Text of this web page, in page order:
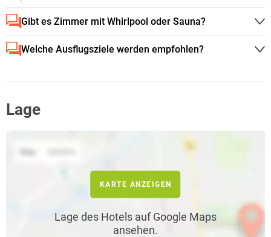
Gibt es Zimmer mit Whirlpool oder Sauna?
Welche Ausflugsziele werden empfohlen?
Lage
KARTE ANZEIGEN
Lage des Hotels auf Google Maps
ansehen.